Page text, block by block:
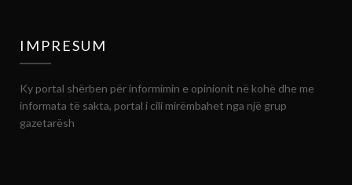
IMPRESUM
Ky portal shërben për informimin e opinionit në kohë dhe me
informata të sakta, portal i cili mirëmbahet nga një grup
gazetarësh